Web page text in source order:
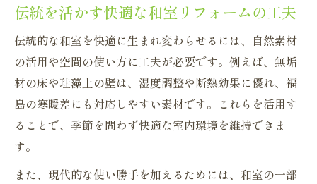
伝統を活かす快適な和室リフォームの工夫
伝統的な和室を快適に生まれ変わらせるには、自然素材
の活用や空間の使い方に工夫が必要です。例えば、無垢
材の床や珪藻土の壁は、湿度調整や断熱効果に優れ、福
島の寒暖差にも対応しやすい素材です。これらを活用す
ることで、季節を問わず快適な室内環境を維持できま
す。
また、現代的な使い勝手を加えるためには、和室の一部